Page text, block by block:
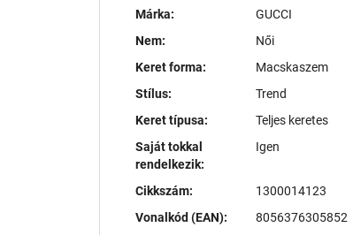
Márka:
GUCCI
Nem:
Női
Keret forma:
Macskaszem
Stílus:
Trend
Keret típusa:
Teljes keretes
Saját tokkal
rendelkezik:
Igen
Cikkszám:
1300014123
Vonalkód (EAN):
8056376305852